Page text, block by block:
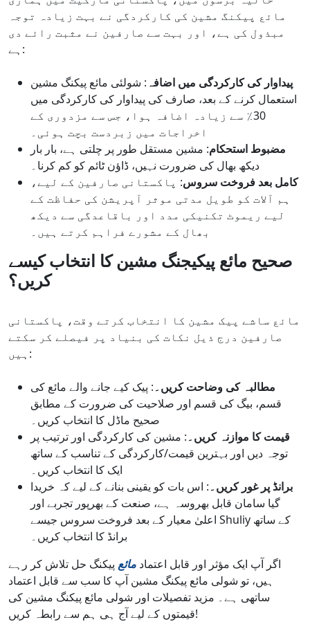
مائع پیکنگ مشین کی کارکردگی نے بہت زیادہ توجہ
مبذول کی ہے، اور بہت سے صارفین نے مثبت رائے دی
ہے:
پیداوار کی کارکردگی میں اضافہ : شولئی مائع پیکنگ مشین
استعمال کرنے کے بعد، صارف کی پیداوار کی کارکردگی میں
30٪ سے زیادہ اضافہ ہوا، جس سے مزدوری کے
اخراجات میں زبردست بچت ہوئی۔
مضبوط استحکام: مشین مستقل طور پر چلتی ہے، بار بار
دیکھ بھال کی ضرورت نہیں، ڈاؤن ٹائم کو کم کرنا۔
کامل بعد فروخت سروس: پاکستانی صارفین کے لیے،
ہم آلات کو طویل مدتی موثر آپریشن کی حفاظت کے
لیے ریموٹ تکنیکی مدد اور باقاعدگی سے دیکھ
بھال کے مشورے فراہم کرتے ہیں۔
صحیح مائع پیکیجنگ مشین کا انتخاب کیسے
کریں؟
مائع ساشے پیک مشین کا انتخاب کرتے وقت، پاکستانی
صارفین درج ذیل نکات کی بنیاد پر فیصلے کر سکتے
ہیں:
مطالبہ کی وضاحت کریں۔: پیک کیے جانے والے مائع کی
قسم، بیگ کی قسم اور صلاحیت کی ضرورت کے مطابق
صحیح ماڈل کا انتخاب کریں۔
قیمت کا موازنہ کریں۔: مشین کی کارکردگی اور ترتیب پر
توجہ دیں اور بہترین قیمت/کارکردگی کے تناسب کے ساتھ
ایک کا انتخاب کریں۔
برانڈ پر غور کریں۔: اس بات کو یقینی بنانے کے لیے کہ خریدا
گیا سامان قابل بھروسہ ہے، صنعت کے بھرپور تجربے اور
اعلیٰ معیار کے بعد فروخت سروس جیسے Shuliy کے ساتھ
برانڈ کا انتخاب کریں۔
اگر آپ ایک مؤثر اور قابل اعتماد مائع پیکنگ حل تلاش کر رہے
ہیں، تو شولی مائع پیکنگ مشین آپ کا سب سے قابل اعتماد
ساتھی ہے۔ مزید تفصیلات اور شولی مائع پیکنگ مشین کی
قیمتوں کے لیے آج ہی ہم سے رابطہ کریں!